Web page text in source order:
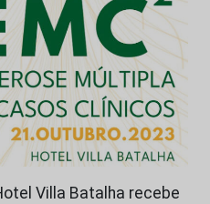
Villa Batalha recebe